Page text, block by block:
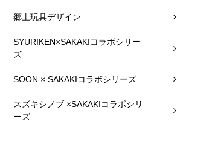
郷土玩具デザイン
SYURIKEN×SAKAKIコラボシリー
ズ
SOON × SAKAKIコラボシリーズ
スズキシノブ ×SAKAKIコラボシリ
ーズ